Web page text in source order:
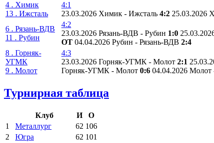
4 . Химик
13 . Ижсталь
4:1
23.03.2026 Химик - Ижсталь 4:2 25.03.2026
6 . Рязань-ВДВ
11 . Рубин
4:2
23.03.2026 Рязань-ВДВ - Рубин 1:0
ОТ 04.04.2026 Рубин - Рязань-ВДВ 2:4
8 . Горняк-
УГМК
9 . Молот
4:3
23.03.2026 Горняк-УГМК - Молот 2:1
Горняк-УГМК - Молот 0:6 04.04.2026
Турнирная таблица
Клуб И
О
1
Металлург 62 106
2
Югра 62 101